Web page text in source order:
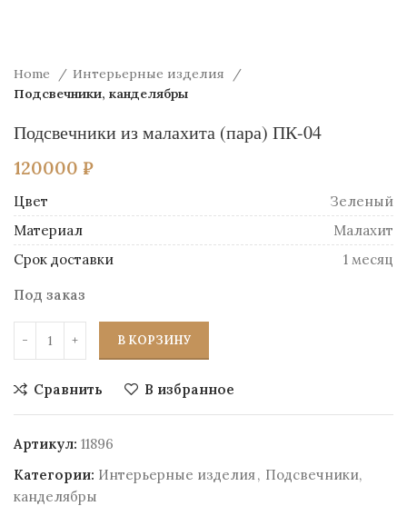
Home
Интерьерные изделия
Подсвечники, канделябры
Подсвечники из малахита (пара) ПК-04
120000 ₽
Цвет
Зеленый
Материал
Малахит
Срок доставки
1 месяц
Под заказ
В КОРЗИНУ
Сравнить В избранное
Артикул: 11896
Категории: Интерьерные изделия, Подсвечники,
канделябры